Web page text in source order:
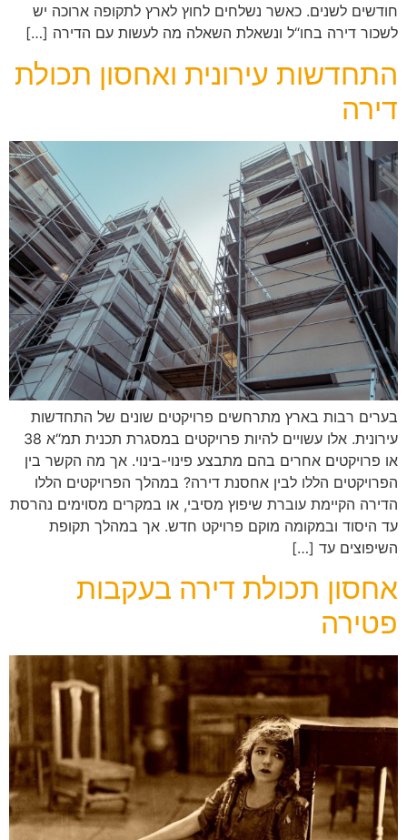
חודשים לשנים. כאשר נשלחים לחוץ לארץ לתקופה ארוכה יש
לשכור דירה בחו“ל ונשאלת השאלה מה לעשות עם הדירה […]
התחדשות עירונית ואחסון תכולת
דירה
בערים רבות בארץ מתרחשים פרויקטים שונים של התחדשות
עירונית. אלו עשויים להיות פרויקטים במסגרת תכנית תמ“א 38
או פרויקטים אחרים בהם מתבצע פינוי-בינוי. אך מה הקשר בין
הפרויקטים הללו לבין אחסנת דירה? במהלך הפרויקטים הללו
הדירה הקיימת עוברת שיפוץ מסיבי, או במקרים מסוימים נהרסת
עד היסוד ובמקומה מוקם פרויקט חדש. אך במהלך תקופת
השיפוצים עד […]
אחסון תכולת דירה בעקבות
פטירה